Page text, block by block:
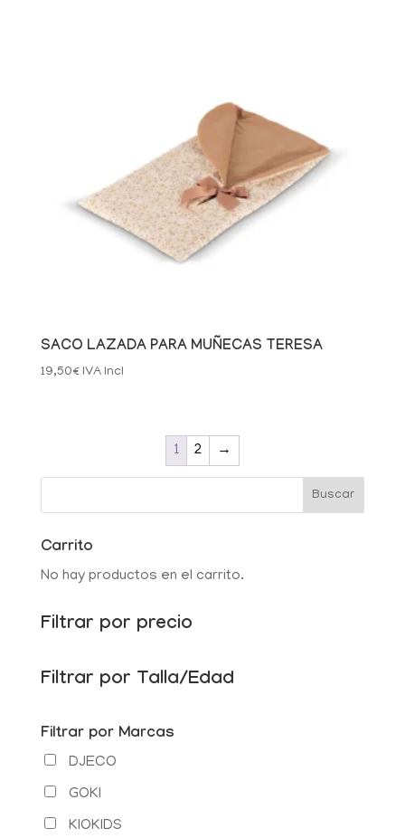
SACO LAZADA PARA MUÑECAS TERESA
19,50€ IVA Incl
1 2 →
Carrito
No hay productos en el carrito.
Filtrar por precio
Filtrar por Talla/Edad
Filtrar por Marcas
DJECO
GOKI
KIOKIDS